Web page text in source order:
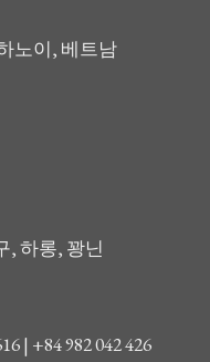
노이, 베트남
, 하롱, 꽝닌
| +84 982 042 426